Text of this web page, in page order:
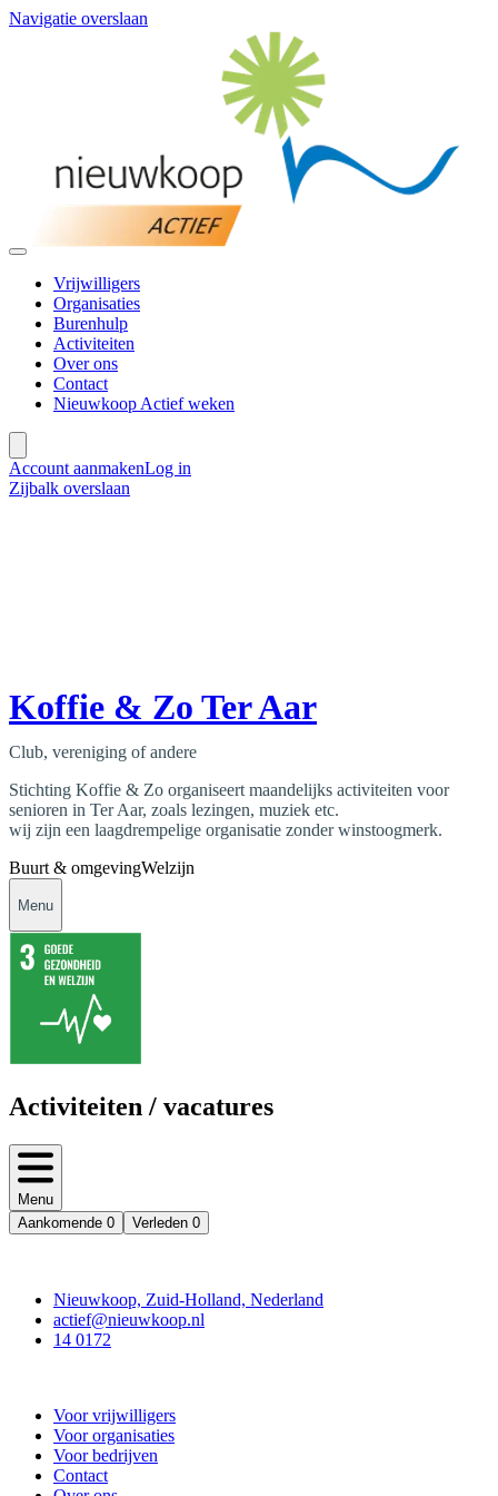
Navigatie overslaan
Vrijwilligers
Organisaties
Burenhulp
Activiteiten
Over ons
Contact
Nieuwkoop Actief weken
Account aanmakenLog in
Zijbalk overslaan
Koffie & Zo Ter Aar
Club, vereniging of andere
Stichting Koffie & Zo organiseert maandelijks activiteiten voor
senioren in Ter Aar, zoals lezingen, muziek etc.
wij zijn een laagdrempelige organisatie zonder winstoogmerk.
Buurt & omgevingWelzijn
Menu
Activiteiten / vacatures
Menu
Aankomende 0 Verleden 0
Nieuwkoop, Zuid-Holland, Nederland
actief@nieuwkoop.nl
14 0172
Voor vrijwilligers
Voor organisaties
Voor bedrijven
Contact